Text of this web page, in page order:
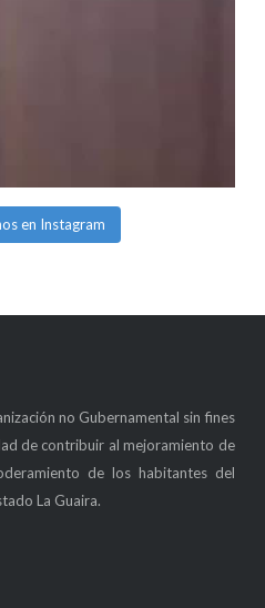
en Instagram
no Gubernamental sin fines
de contribuir al mejoramiento de
de los habitantes del
La Guaira.